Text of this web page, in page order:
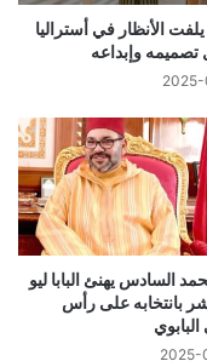
الأنظار في أستراليا
وإبداعه
السادس يهنئ البابا ليو
بانتخابه على رأس
2025-